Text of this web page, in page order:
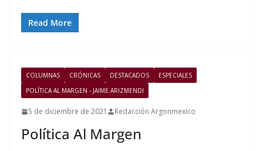
Read More
COLUMNAS CRÓNICAS DESTACADOS
ESPECIALES
POLÍTICA AL MARGEN - JAIME ARIZMENDI
5 de diciembre de 2021 Redacción Argonmexico
Política Al Margen